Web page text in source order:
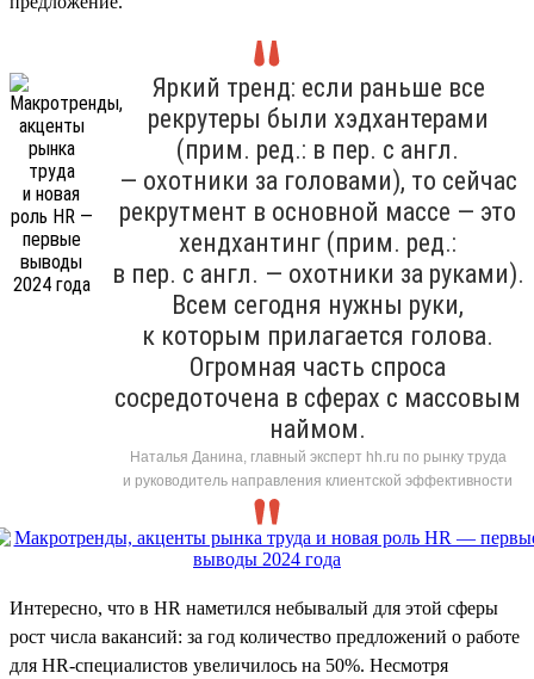
Яркий тренд: если раньше все
рекрутеры были хэдхантерами
(прим. ред.: в пер. с англ.
— охотники за головами), то сейчас
рекрутмент в основной массе — это
хендхантинг (прим. ред.:
в пер. с англ. — охотники за руками).
Всем сегодня нужны руки,
к которым прилагается голова.
Огромная часть спроса
сосредоточена в сферах с массовым
наймом.
Наталья Данина, главный эксперт hh.ru по рынку труда
и руководитель направления клиентской эффективности
Интересно, что в HR наметился небывалый для этой сферы
рост числа вакансий: за год количество предложений о работе
для HR-специалистов увеличилось на 50%. Несмотря